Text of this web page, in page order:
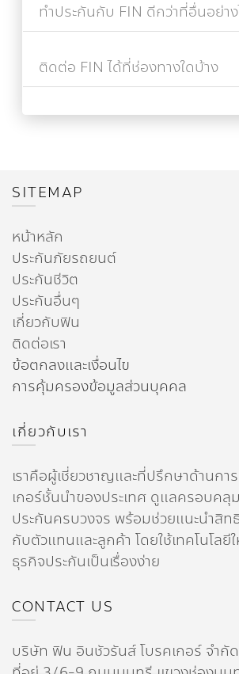
ทำประกันกับ FIN ดีกว่าที่อื่นอย่าง
ติดต่อ FIN ได้ที่ช่องทางใดบ้าง
SITEMAP
หน้าหลัก
ประกันภัยรถยนต์
ประกันชีวิต
ประกันอื่นๆ
เกี่ยวกับฟิน
ติดต่อเรา
ข้อตกลงและเงื่อนไข
การคุ้มครองข้อมูลส่วนบุคคล
เกี่ยวกับเรา
เราคือผู้เชี่ยวชาญและที่ปรึกษาด้านกา
เกอร์ชั้นนำของประเทศ ดูแลครอบ
ประกันครบวงจร พร้อมช่วยแนะนำสิท
กับตัวแทนและลูกค้า โดยใช้เทคโนโลยี
ธุรกิจประกันเป็นเรื่องง่าย
CONTACT US
บริษัท ฟิน อินชัวรันส์ โบรคเกอร์ จำกัด